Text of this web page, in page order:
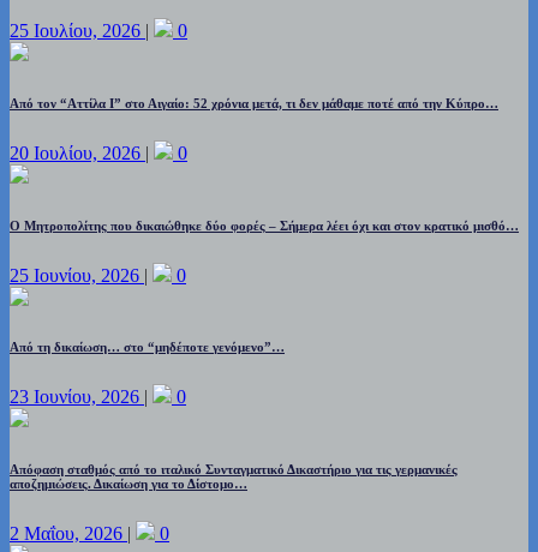
25 Ιουλίου, 2026 | 0
Από τον “Αττίλα Ι” στο Αιγαίο: 52 χρόνια μετά, τι δεν μάθαμε ποτέ από την Κύπρο…
20 Ιουλίου, 2026 | 0
Ο Μητροπολίτης που δικαιώθηκε δύο φορές – Σήμερα λέει όχι και στον κρατικό μισθό…
25 Ιουνίου, 2026 | 0
Από τη δικαίωση… στο “μηδέποτε γενόμενο”…
23 Ιουνίου, 2026 | 0
Απόφαση σταθμός από το ιταλικό Συνταγματικό Δικαστήριο για τις γερμανικές
αποζημιώσεις. Δικαίωση για το Δίστομο…
2 Μαΐου, 2026 | 0